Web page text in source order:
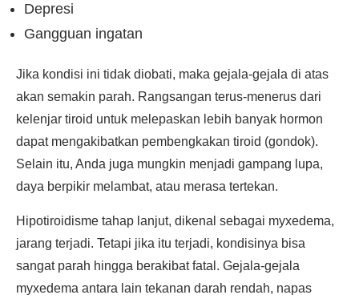
Depresi
Gangguan ingatan
Jika kondisi ini tidak diobati, maka gejala-gejala di atas
akan semakin parah. Rangsangan terus-menerus dari
kelenjar tiroid untuk melepaskan lebih banyak hormon
dapat mengakibatkan pembengkakan tiroid (gondok).
Selain itu, Anda juga mungkin menjadi gampang lupa,
daya berpikir melambat, atau merasa tertekan.
Hipotiroidisme tahap lanjut, dikenal sebagai myxedema,
jarang terjadi. Tetapi jika itu terjadi, kondisinya bisa
sangat parah hingga berakibat fatal. Gejala-gejala
myxedema antara lain tekanan darah rendah, napas